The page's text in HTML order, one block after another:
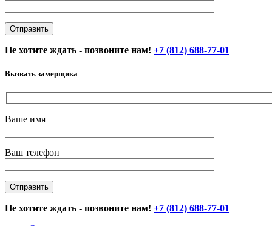
Не хотите ждать - позвоните нам! +7 (812) 688-77-01
Вызвать замерщика
Ваше имя
Ваш телефон
Не хотите ждать - позвоните нам! +7 (812) 688-77-01